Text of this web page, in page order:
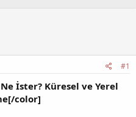
#1
İster? Küresel ve Yerel
color]